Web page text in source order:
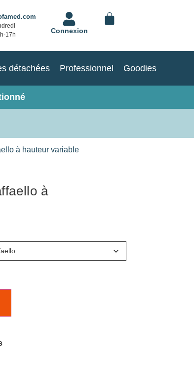
17h
Connexion
détachées Professionnel Goodies
à hauteur variable
à